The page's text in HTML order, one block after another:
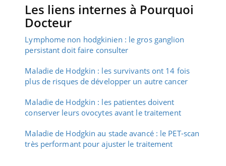
Les liens internes à Pourquoi
Docteur
Lymphome non hodgkinien : le gros ganglion
persistant doit faire consulter
Maladie de Hodgkin : les survivants ont 14 fois
plus de risques de développer un autre cancer
Maladie de Hodgkin : les patientes doivent
conserver leurs ovocytes avant le traitement
Maladie de Hodgkin au stade avancé : le PET-scan
très performant pour ajuster le traitement